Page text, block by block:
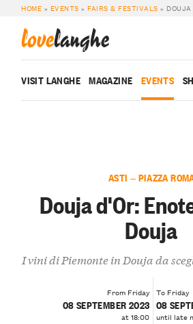
HOME » EVENTS »FAIRS & FESTIVALS » DOUJA
lovelanghe
VISIT LANGHE MAGAZINE EVENTS
ASTI — PIAZZA
Douja d'Or:
Douja
I vini di Piemonte in Douja da
From Friday
08 SEPTEMBER 2023
at 18:00
To Friday
08
until late